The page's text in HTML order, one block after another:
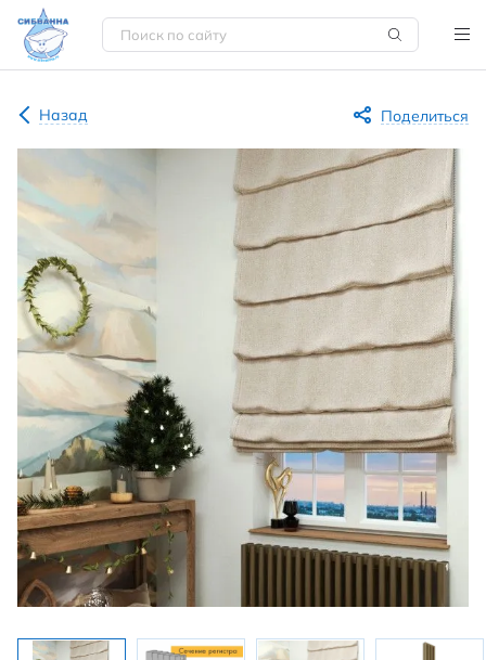
Назад Поделиться